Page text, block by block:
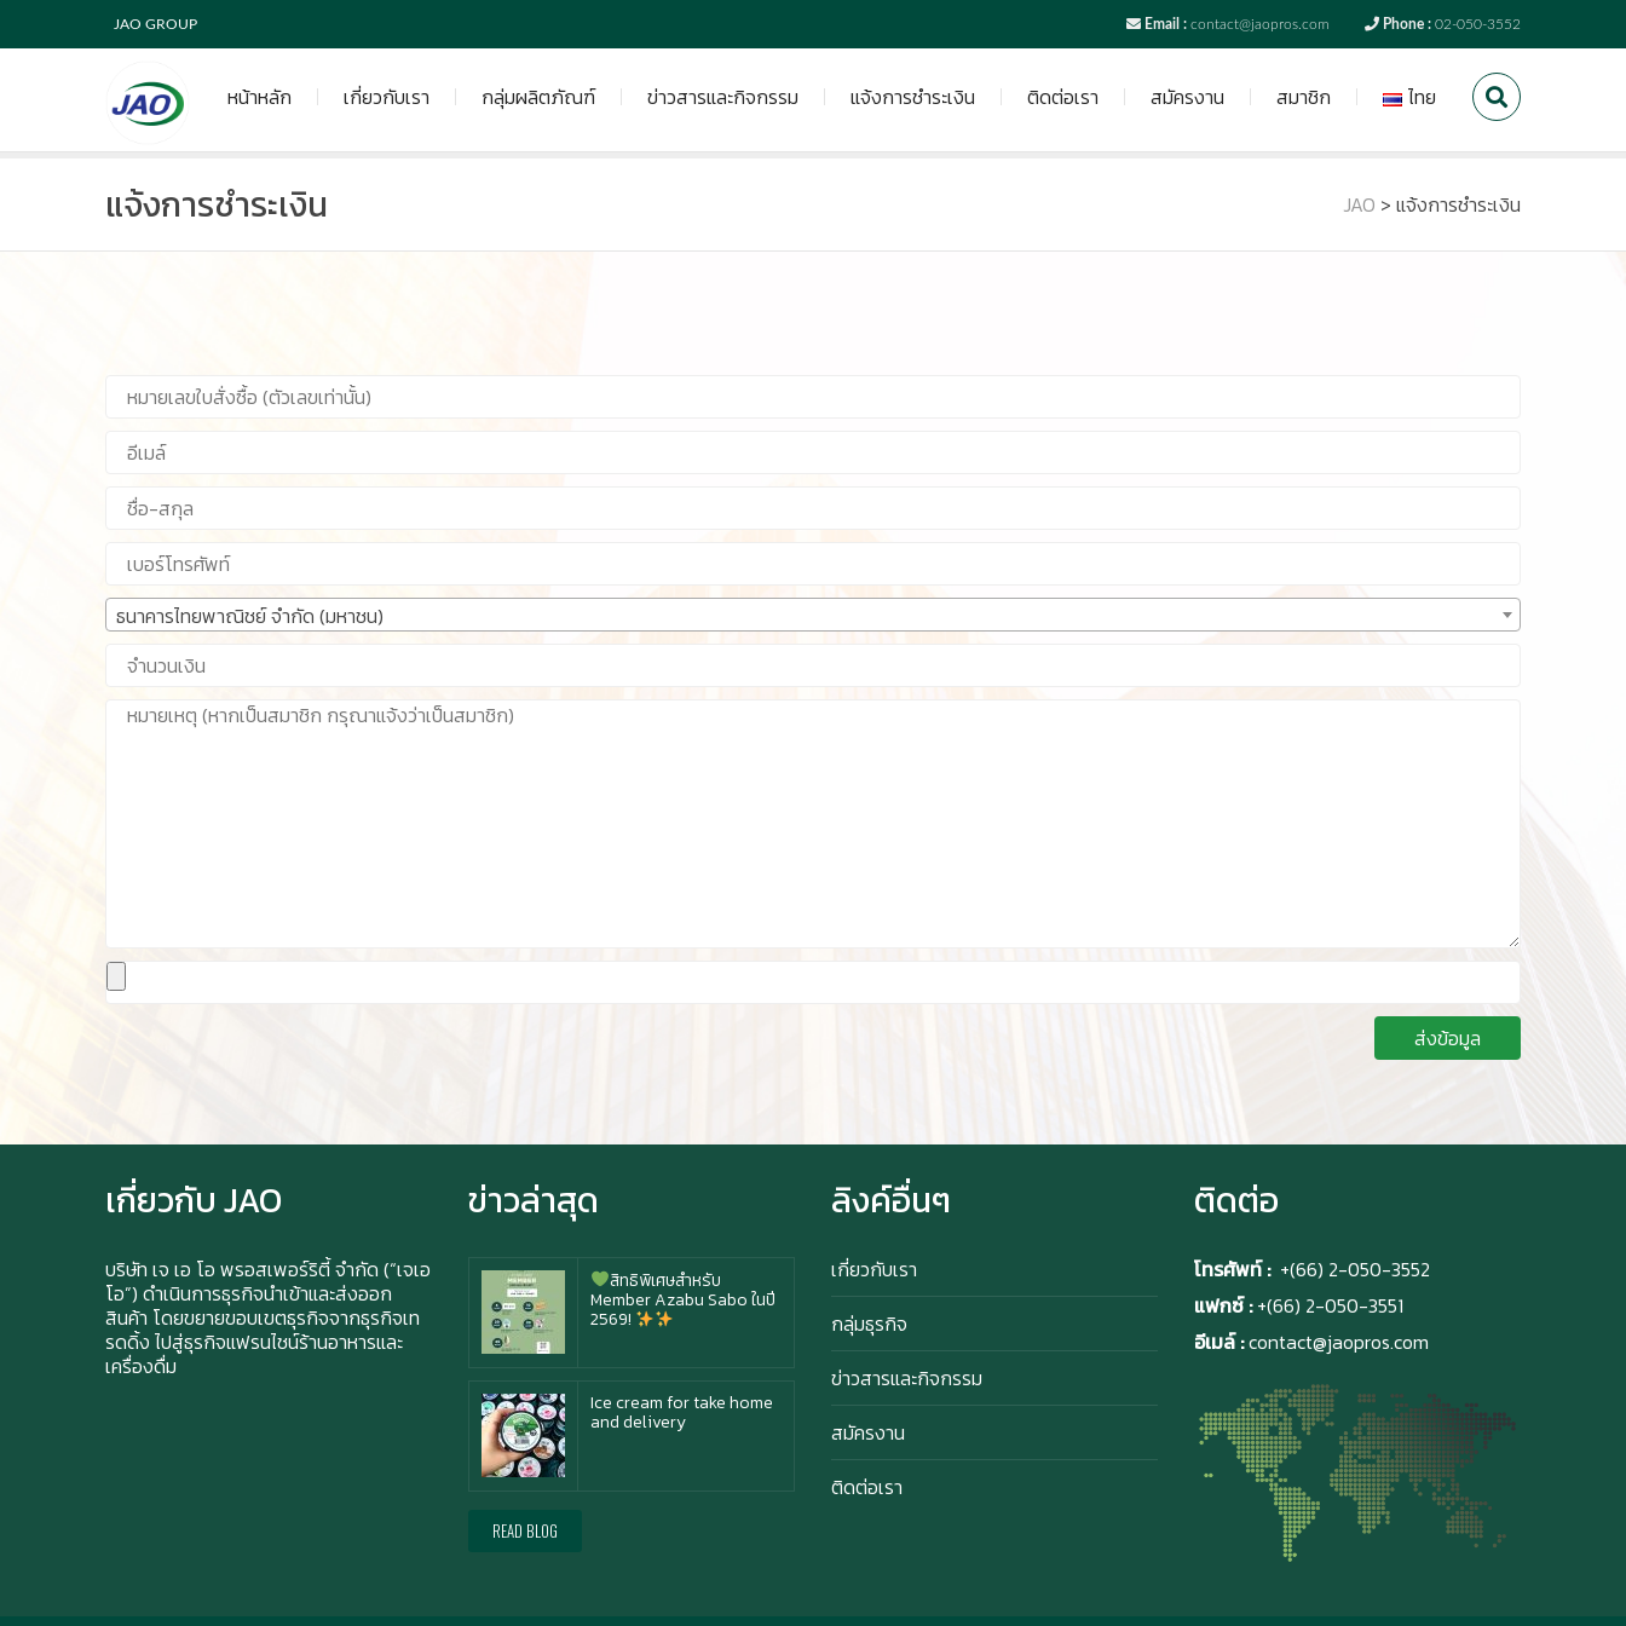
JAO GROUP Email : contact@jaopros.com Phone : 02-050-3552
หน้าหลัก เกี่ยวกับเรา กลุ่มผลิตภัณฑ์ ข่าวสารและกิจกรรม แจ้งการชำระเงิน ติดต่อเรา สมัครงาน สมาชิก ไทย
แจ้งการชำระเงิน JAO > แจ้งการชำระเงิน
ธนาคารไทยพาณิชย์ จำกัด (มหาชน)
เกี่ยวกับ JAO
บริษัท เจ เอ โอ พรอสเพอร์ริตี้ จำกัด (“เจเอ
โอ”) ดำเนินการธุรกิจนำเข้าและส่งออก
สินค้า โดยขยายขอบเขตธุรกิจจากธุรกิจเท
รดดิ้ง ไปสู่ธุรกิจแฟรนไชน์ร้านอาหารและ
เครื่องดื่ม
ข่าวล่าสุดบุ ซาโบะ
สิทธิพิเศษสำหรับ
Member Azabu Sabo ในปี
2569!
Ice cream for take home
and delivery
READ BLOG
ลิงค์อื่นๆ
เกี่ยวกับเรา
กลุ่มธุรกิจ
ข่าวสารและกิจกรรม
สมัครงาน
ติดต่อเรา
ติดต่อ
โทรศัพท์ : +(66) 2-050-3552
แฟกซ์ :+(66) 2-050-3551
อีเมล์ :contact@jaopros.com